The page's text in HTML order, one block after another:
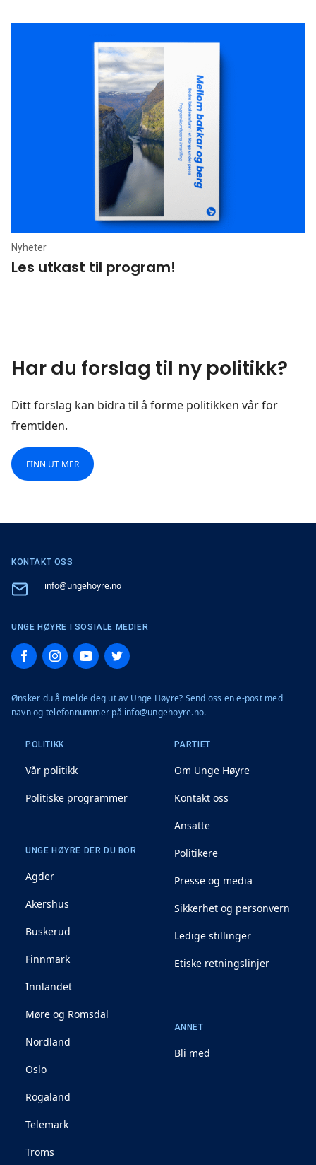
Nyheter
Les utkast til program!
Har du forslag til ny politikk?
Ditt forslag kan bidra til å forme politikken vår for
fremtiden.
FINN UT MER
KONTAKT OSS
Email info@ungehoyre.no
UNGE HØYRE I SOSIALE MEDIER
FacebookInstagramYouTubeTwitter
Ønsker du å melde deg ut av Unge Høyre? Send oss en e-post med
navn og telefonnummer på info@ungehoyre.no.
POLITIKK
Vår politikk
Politiske programmer
PARTIET
Om Unge Høyre
Kontakt oss
Ansatte
Politikere
Presse og media
Sikkerhet og personvern
Ledige stillinger
Etiske retningslinjer
UNGE HØYRE DER DU BOR
Agder
Akershus
Buskerud
Finnmark
Innlandet
Møre og Romsdal
Nordland
Oslo
Rogaland
Telemark
Troms
ANNET
Bli med